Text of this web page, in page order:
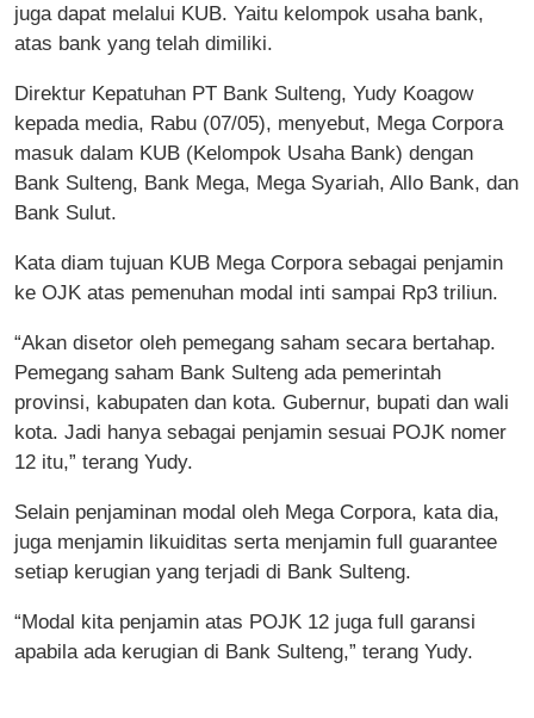
juga dapat melalui KUB. Yaitu kelompok usaha bank,
atas bank yang telah dimiliki.
Direktur Kepatuhan PT Bank Sulteng, Yudy Koagow
kepada media, Rabu (07/05), menyebut, Mega Corpora
masuk dalam KUB (Kelompok Usaha Bank) dengan
Bank Sulteng, Bank Mega, Mega Syariah, Allo Bank, dan
Bank Sulut.
Kata diam tujuan KUB Mega Corpora sebagai penjamin
ke OJK atas pemenuhan modal inti sampai Rp3 triliun.
“Akan disetor oleh pemegang saham secara bertahap.
Pemegang saham Bank Sulteng ada pemerintah
provinsi, kabupaten dan kota. Gubernur, bupati dan wali
kota. Jadi hanya sebagai penjamin sesuai POJK nomer
12 itu,” terang Yudy.
Selain penjaminan modal oleh Mega Corpora, kata dia,
juga menjamin likuiditas serta menjamin full guarantee
setiap kerugian yang terjadi di Bank Sulteng.
“Modal kita penjamin atas POJK 12 juga full garansi
apabila ada kerugian di Bank Sulteng,” terang Yudy.